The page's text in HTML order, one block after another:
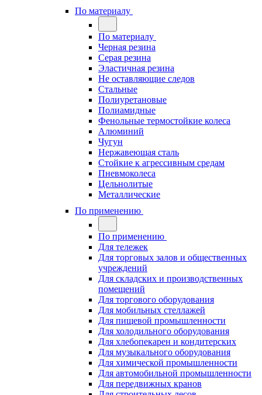
По материалу
По материалу
Черная резина
Серая резина
Эластичная резина
Не оставляющие следов
Стальные
Полиуретановые
Полиамидные
Фенольные термостойкие колеса
Алюминий
Чугун
Нержавеющая сталь
Стойкие к агрессивным средам
Пневмоколеса
Цельнолитые
Металлические
По применению
По применению
Для тележек
Для торговых залов и общественных
учреждений
Для складских и производственных
помещений
Для торгового оборудования
Для мобильных стеллажей
Для пищевой промышленности
Для холодильного оборудования
Для хлебопекарен и кондитерских
Для музыкального оборудования
Для химической промышленности
Для автомобильной промышленности
Для передвижных кранов